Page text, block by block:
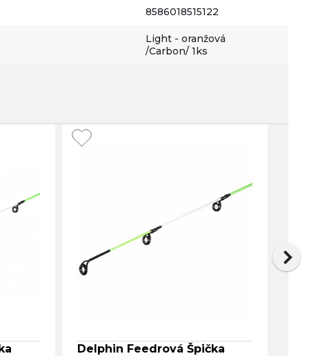
8586018515122
Light - oranžová
/Carbon/ 1ks
Delphin Feedrová Špička